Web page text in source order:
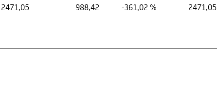
2471,05 988,42 -361,02 % 2471,05